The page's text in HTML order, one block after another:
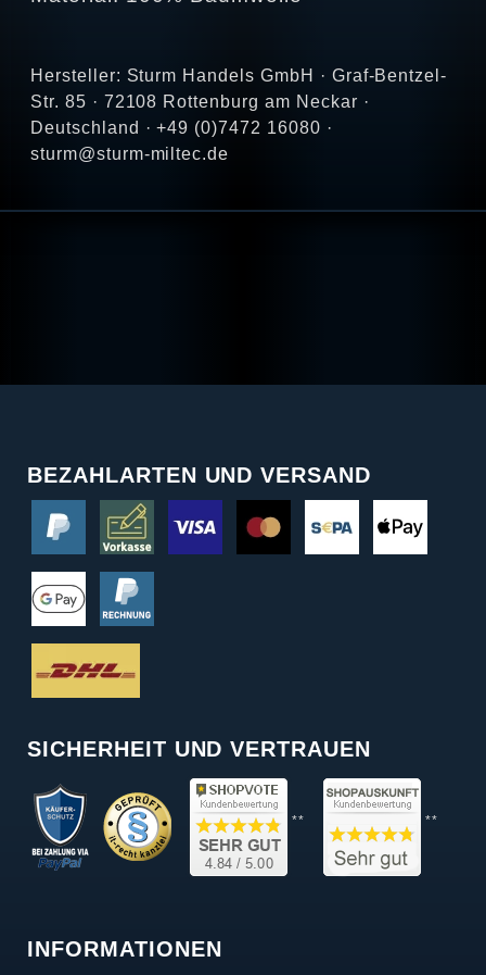
Hersteller: Sturm Handels GmbH · Graf-Bentzel-
Str. 85 · 72108 Rottenburg am Neckar ·
Deutschland · +49 (0)7472 16080 ·
sturm@sturm-miltec.de
BEZAHLARTEN UND VERSAND
SICHERHEIT UND VERTRAUEN
** **
INFORMATIONEN